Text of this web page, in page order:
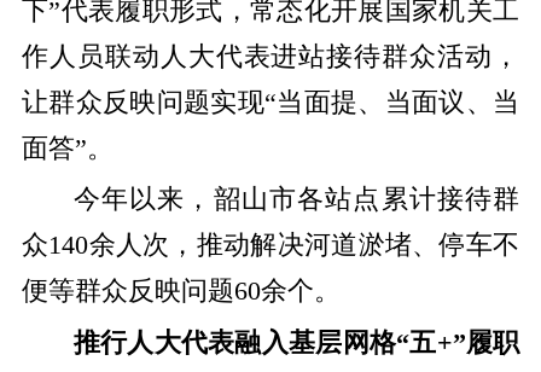
下”代表履职形式，常态化开展国家机关工
作人员联动人大代表进站接待群众活动，
让群众反映问题实现“当面提、当面议、当
面答”。
今年以来，韶山市各站点累计接待群
众140余人次，推动解决河道淤堵、停车不
便等群众反映问题60余个。
推行人大代表融入基层网格“五+”履职